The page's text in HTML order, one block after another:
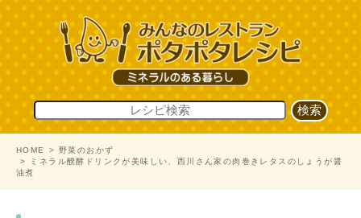
HOME
野菜のおかず
ミネラル醗酵ドリンクが美味しい、西川さん家の肉巻きレタスのしょうが醤
油煮